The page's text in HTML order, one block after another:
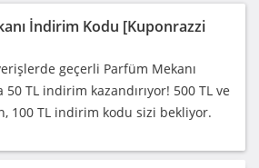
İndirim Kodu [Kuponrazzi
geçerli Parfüm Mekanı
TL indirim kazandırıyor! 500 TL ve
100 TL indirim kodu sizi bekliyor.